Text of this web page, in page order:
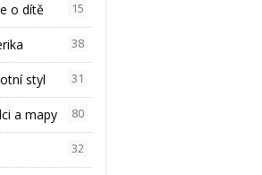
o dítě 15
38
styl 31
a mapy 80
32